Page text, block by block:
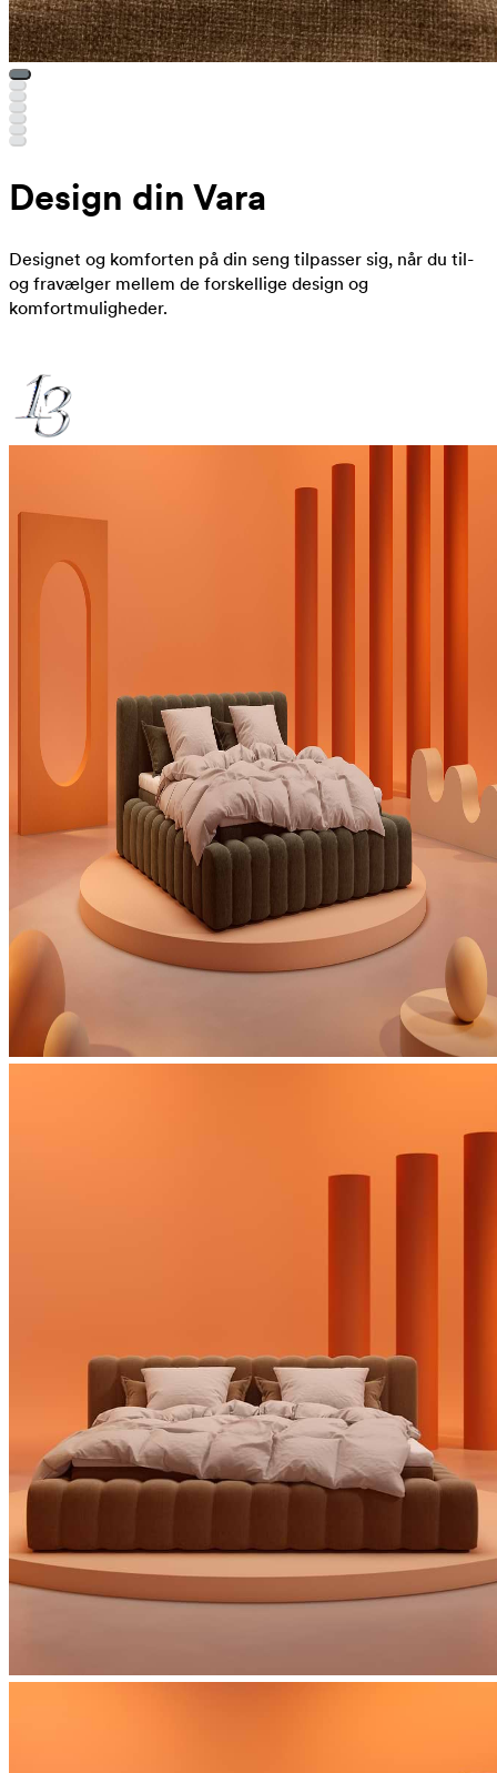
Design din Vara
Designet og komforten på din seng tilpasser sig, når du til-
og fravælger mellem de forskellige design og
komfortmuligheder.